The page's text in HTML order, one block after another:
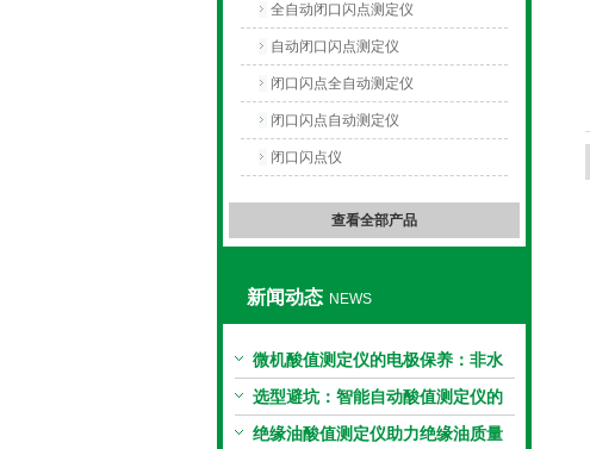
全自动闭口闪点测定仪
自动闭口闪点测定仪
闭口闪点全自动测定仪
闭口闪点自动测定仪
闭口闪点仪
查看全部产品
新闻动态 NEWS
微机酸值测定仪的电极保养：非水
电极的清洗与活化方法
选型避坑：智能自动酸值测定仪的
加热功率与萃取时间关系
绝缘油酸值测定仪助力绝缘油质量